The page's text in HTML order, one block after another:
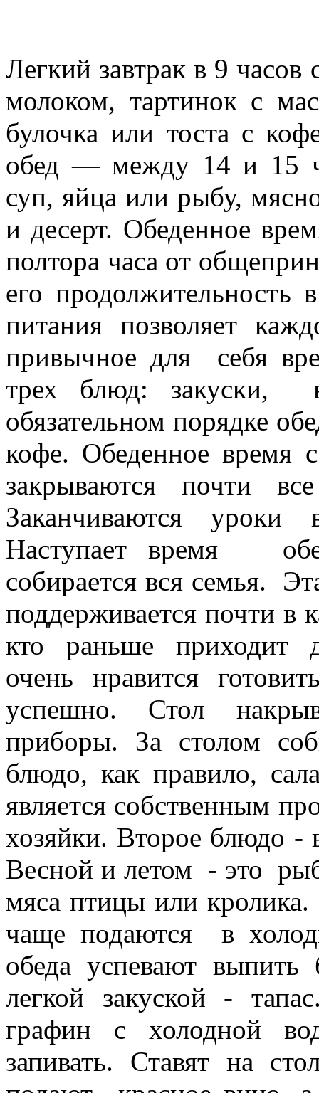
Легкий завтрак в 9
молоком, тартинок с
булочка или тоста с
обед — между 14 и 15
суп, яйца или рыбу,
и десерт. Обеденное
полтора часа от
его продолжительность
питания позволяет
привычное для себя
трех блюд: закуски,
обязательном порядке
кофе. Обеденное время
закрываются почти
Заканчиваются
Наступает время
собирается вся семья.
поддерживается почти в
кто раньше приходит
очень нравится
успешно. Стол
приборы. За столом
блюдо, как правило,
является собственным
хозяйки. Второе блюдо -
Весной и летом - это
мяса птицы или
чаще подаются в
обеда успевают
легкой закуской -
графин с холодной
запивать. Ставят на